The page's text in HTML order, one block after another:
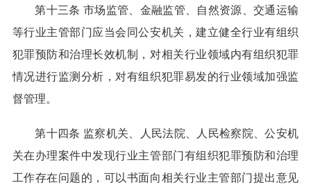
第十三条 市场监管、金融监管、自然资源、交通运输
等行业主管部门应当会同公安机关，建立健全行业有组织
犯罪预防和治理长效机制，对相关行业领域内有组织犯罪
情况进行监测分析，对有组织犯罪易发的行业领域加强监
督管理。
第十四条 监察机关、人民法院、人民检察院、公安机
关在办理案件中发现行业主管部门有组织犯罪预防和治理
工作存在问题的，可以书面向相关行业主管部门提出意见